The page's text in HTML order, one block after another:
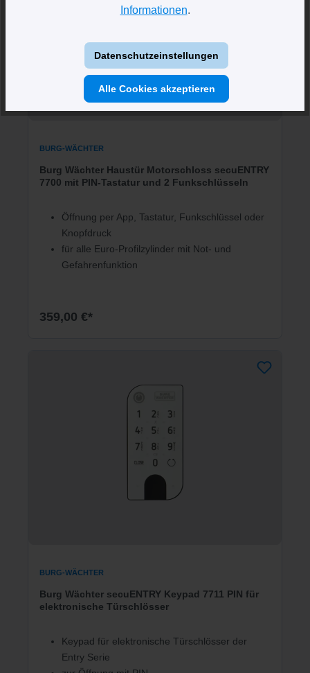
BURG-WÄCHTER
Burg Wächter Haustür Motorschloss secuENTRY
7700 mit PIN-Tastatur und 2 Funkschlüsseln
Öffnung per App, Tastatur, Funkschlüssel oder
Knopfdruck
für alle Euro-Profilzylinder mit Not- und
Gefahrenfunktion
359,00 €*
BURG-WÄCHTER
Burg Wächter secuENTRY Keypad 7711 PIN für
elektronische Türschlösser
Keypad für elektronische Türschlösser der
Entry Serie
Informationen.
Datenschutzeinstellungen
Alle Cookies akzeptieren